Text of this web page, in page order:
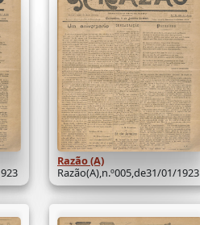
Razão (A)
Razão(A),n.º005,de31/01/1923